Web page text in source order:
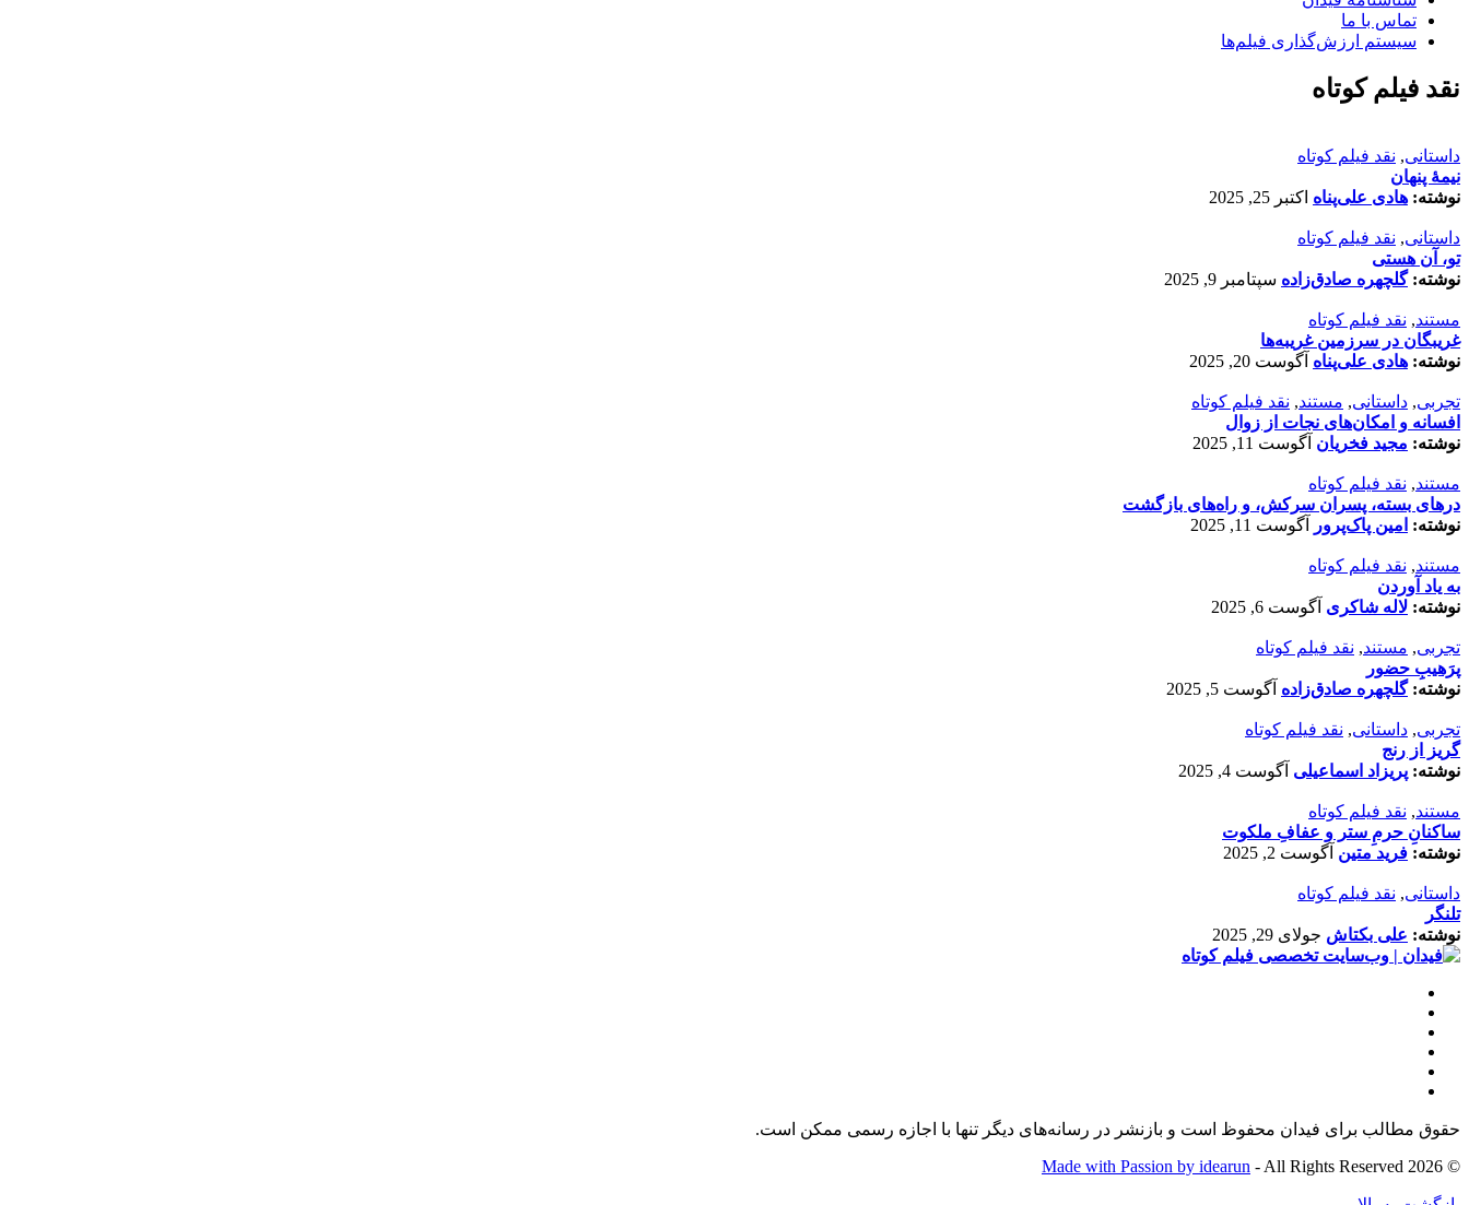
تماس با ما
سیستم ارزش‌گذاری فیلم‌ها
نقد فیلم کوتاه
داستانی, نقد فیلم کوتاه
نیمۀ پنهان
نوشته: هادی علی‌پناه اکتبر 25, 2025
داستانی, نقد فیلم کوتاه
تو، آن هستی
نوشته:گلچهره صادق‌زاده سپتامبر 9, 2025
مستند, نقد فیلم کوتاه
غریبگان در سرزمین غریبه‌ها
نوشته: هادی علی‌پناه آگوست 20, 2025
تجربی, داستانی, مستند, نقد فیلم کوتاه
افسانه‌ و امکان‌های نجات از زوال
نوشته: مجید فخریان آگوست 11, 2025
مستند, نقد فیلم کوتاه
درهای بسته، پسران سرکش، و راه‌های بازگشت
نوشته: امین پاک‌پرور آگوست 11, 2025
مستند, نقد فیلم کوتاه
به یاد آوردن
نوشته: لاله شاکری آگوست 6, 2025
تجربی, مستند, نقد فیلم کوتاه
پرَهیب‌ِ حضور
نوشته:گلچهره صادق‌زاده آگوست 5, 2025
تجربی, داستانی, نقد فیلم کوتاه
گریز از رنج
نوشته: پریزاد اسماعیلی آگوست 4, 2025
مستند, نقد فیلم کوتاه
ساکنانِ حرمِ ستر و عفافِ ملکوت
نوشته: فرید متین آگوست 2, 2025
داستانی, نقد فیلم کوتاه
تلنگر
نوشته: علی بکتاش جولای 29, 2025
حقوق مطالب برای فیدان محفوظ است و بازنشر در رسانه‌های دیگر تنها با اجازه رسمی ممکن است.
© 2026
Made with Passion by idearun - All Rights Reserved